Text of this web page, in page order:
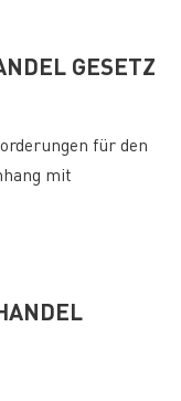
GESETZ
für den
mit